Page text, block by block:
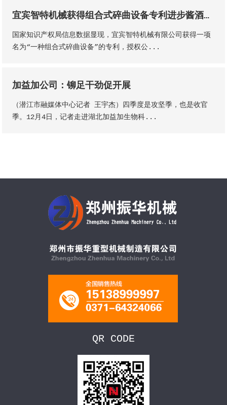
宜宾智特机械获得组合式碎曲设备专利进步酱酒出产的质量和出产功率
国家知识产权局信息数据显现，宜宾智特机械有限公司获得一项
名为“一种组合式碎曲设备”的专利，授权公...
加益加公司：铆足干劲促开展
（潜江市融媒体中心记者 王宇杰）四季度是攻坚季，也是收官
季。12月4日，记者走进湖北加益加生物科...
QR CODE